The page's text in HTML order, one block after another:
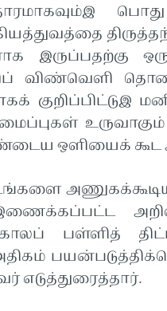
இருப்பதற்கு
விண்வெளி
ஒளியைக் கூட
பள்ளித்
எடுத்துரைத்தார்.